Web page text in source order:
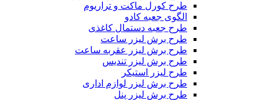
طرح کورل ماکت و تراریوم
الگوی جعبه کادو
طرح جعبه دستمال کاغذی
طرح برش لیزر ساعت
طرح برش لیزر عقربه ساعت
طرح برش لیزر تندیس
طرح لیزر استیکر
طرح برش لیزر لوازم اداری
طرح برش لیزر پنل